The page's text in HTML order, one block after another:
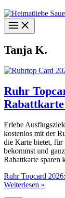
Tanja K.
Ruhr
Erlebe
kostenlos mit der
die Karte bietet, für
bekommst und
Rabattkarte sparen
Ruhr Topcard
Weiterlesen »